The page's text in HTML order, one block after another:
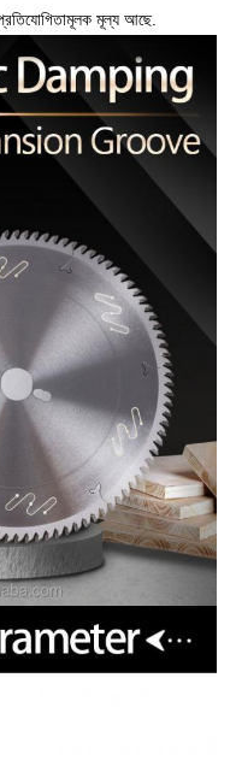
মূল্য আছে.